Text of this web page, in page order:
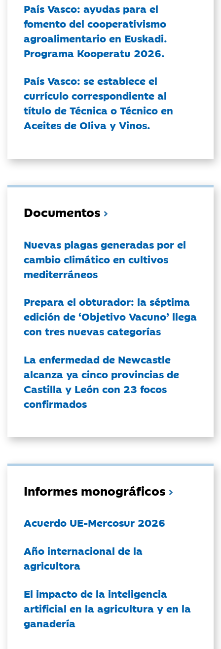
País Vasco: ayudas para el
fomento del cooperativismo
agroalimentario en Euskadi.
Programa Kooperatu 2026.
País Vasco: se establece el
currículo correspondiente al
título de Técnica o Técnico en
Aceites de Oliva y Vinos.
Documentos
Nuevas plagas generadas por el
cambio climático en cultivos
mediterráneos
Prepara el obturador: la séptima
edición de ‘Objetivo Vacuno’ llega
con tres nuevas categorías
La enfermedad de Newcastle
alcanza ya cinco provincias de
Castilla y León con 23 focos
confirmados
Informes monográficos
Acuerdo UE-Mercosur 2026
Año internacional de la
agricultora
El impacto de la inteligencia
artificial en la agricultura y en la
ganadería